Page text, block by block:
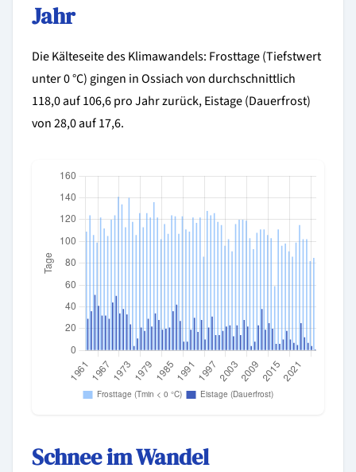
Jahr
Die Kälteseite des Klimawandels: Frosttage (Tiefstwert
unter 0 °C) gingen in Ossiach von durchschnittlich
118,0 auf 106,6 pro Jahr zurück, Eistage (Dauerfrost)
von 28,0 auf 17,6.
Schnee im Wandel